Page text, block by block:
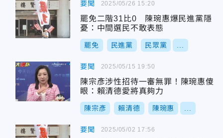
要聞
罷免二階31比0 陳琬惠爆民進黨隱
憂：中間選民不敢表態
罷免 民進黨 民眾黨
2025/05/26 15:20
要聞
陳宗彥涉性招待一審無罪！陳琬惠傻
眼：賴清德愛將真夠力
陳宗彥 賴清德 陳琬惠
2025/05/15 19:50
要聞 2025/05/02 17:56